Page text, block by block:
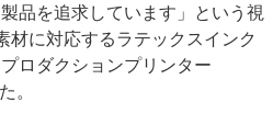
品を追求しています」という視
材に対応するラテックスインク
ロダクションプリンター
。